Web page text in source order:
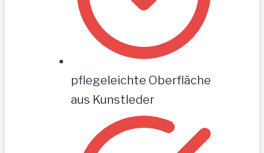
pflegeleichte Oberfläche
aus Kunstleder